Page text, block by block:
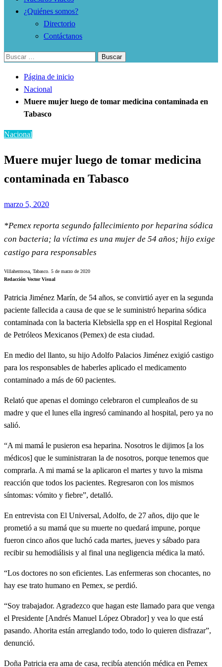
¿Quiénes somos?
Directorio
Contáctanos
Buscar:
Página de inicio
Nacional
Muere mujer luego de tomar medicina contaminada en
Tabasco
Nacional
Muere mujer luego de tomar medicina
contaminada en Tabasco
Publicado
marzo 5, 2020
*Pemex reporta segundo fallecimiento por heparina sódica
con bacteria; la víctima es una mujer de 54 años; hijo exige
castigo para responsables
Villahermosa, Tabasco. 5 de marzo de 2020
Redacción Vector Visual
Patricia Jiménez Marín, de 54 años, se convirtió ayer en la segunda
paciente fallecida a causa de que se le suministró heparina sódica
contaminada con la bacteria Klebsiella spp en el Hospital Regional
de Petróleos Mexicanos (Pemex) de esta ciudad.
En medio del llanto, su hijo Adolfo Palacios Jiménez exigió castigo
para los responsables de haberles aplicado el medicamento
contaminado a más de 60 pacientes.
Relató que apenas el domingo celebraron el cumpleaños de su
madre y que el lunes ella ingresó caminando al hospital, pero ya no
salió.
“A mi mamá le pusieron esa heparina. Nosotros le dijimos [a los
médicos] que le suministraran la de nosotros, porque tenemos que
comprarla. A mi mamá se la aplicaron el martes y tuvo la misma
reacción que todos los pacientes. Regresaron con los mismos
síntomas: vómito y fiebre”, detalló.
En entrevista con El Universal, Adolfo, de 27 años, dijo que le
prometió a su mamá que su muerte no quedará impune, porque
fueron cinco años que luchó cada martes, jueves y sábado para
recibir su hemodiálisis y al final una negligencia médica la mató.
“Los doctores no son eficientes. Las enfermeras son chocantes, no
hay ese trato humano en Pemex, se perdió.
“Soy trabajador. Agradezco que hagan este llamado para que venga
el Presidente [Andrés Manuel López Obrador] y vea lo que está
pasando. Ahorita están arreglando todo, todo lo quieren disfrazar”,
denunció.
Doña Patricia era ama de casa, recibía atención médica en Pemex